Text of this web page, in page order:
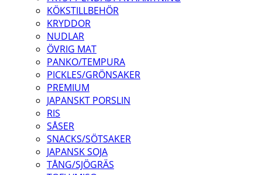
KÖKSTILLBEHÖR
KRYDDOR
NUDLAR
ÖVRIG MAT
PANKO/TEMPURA
PICKLES/GRÖNSAKER
PREMIUM
JAPANSKT PORSLIN
RIS
SÅSER
SNACKS/SÖTSAKER
JAPANSK SOJA
TÅNG/SJÖGRÄS